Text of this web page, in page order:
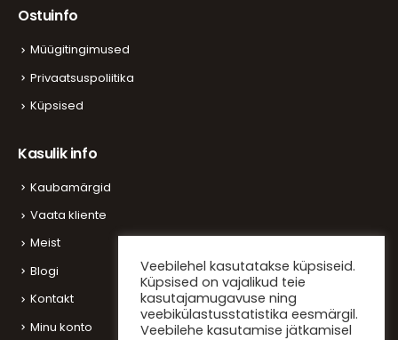
Ostuinfo
Müügitingimused
Privaatsuspoliitika
Küpsised
Kasulik info
Kaubamärgid
Vaata kliente
Meist
Blogi
Kontakt
Minu konto
Veebilehel kasutatakse küpsiseid.
Küpsised on vajalikud teie
kasutajamugavuse ning
veebikülastusstatistika eesmärgil.
Veebilehe kasutamise jätkamisel